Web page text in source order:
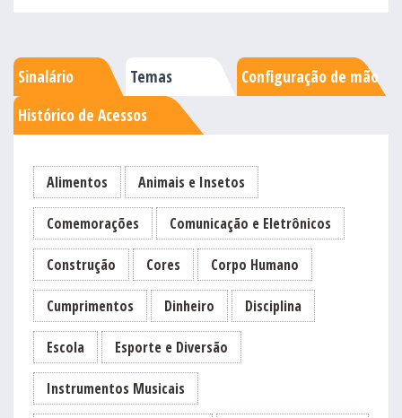
Sinalário Temas
Configuração de mão
Histórico de Acessos
Alimentos Animais e Insetos
Comemorações Comunicação e Eletrônicos
Construção Cores Corpo Humano
Cumprimentos Dinheiro Disciplina
Escola Esporte e Diversão
Instrumentos Musicais